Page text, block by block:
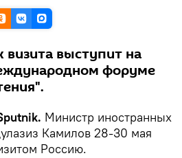
выступит на
форуме
Министр иностранных
Камилов 28-30 мая
Россию.